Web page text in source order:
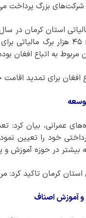
شرکت‌های بزرگ پرداخت
به اتباع افغان
افغان برای تمدید
بیشتر در حوزه
استان کرمان تاکید
و آموزش اصناف